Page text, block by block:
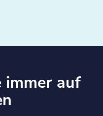
immer auf